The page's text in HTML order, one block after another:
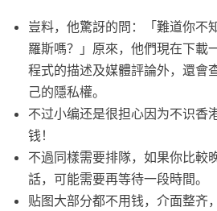
豈料，他驚訝的問：「難道你不
羅斯嗎？」原來，他們現在下載
程式的描述及媒體評論外，還會
己的隱私權。
不过小编还是很担心因为不识香
钱！
不過同樣需要排隊，如果你比較
話，可能需要再等待一段時間。
贴图大部分都不用钱，介面整齐